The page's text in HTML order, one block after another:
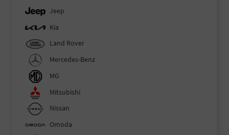
Jeep
Kia
Land Rover
Mercedes-Benz
MG
Mitsubishi
Nissan
Omoda